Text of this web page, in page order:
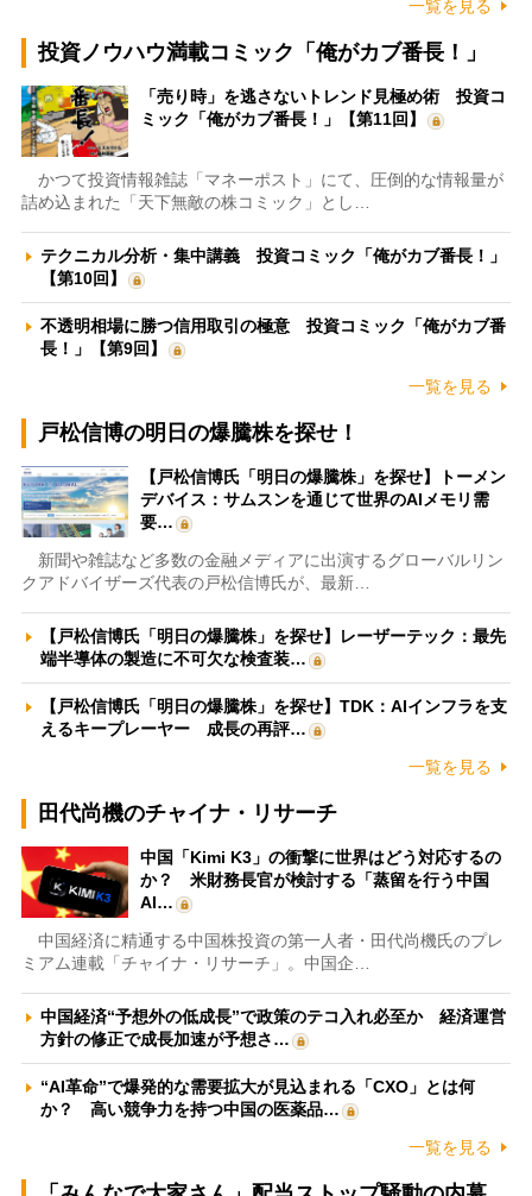
一覧を見る
投資ノウハウ満載コミック「俺がカブ番長！」
「売り時」を逃さないトレンド見極め術 投資コ
ミック「俺がカブ番長！」【第11回】
かつて投資情報雑誌「マネーポスト」にて、圧倒的な情報量が
詰め込まれた「天下無敵の株コミック」とし…
テクニカル分析・集中講義 投資コミック「俺がカブ番長！」
【第10回】
不透明相場に勝つ信用取引の極意 投資コミック「俺がカブ番
長！」【第9回】
一覧を見る
戸松信博の明日の爆騰株を探せ！
【戸松信博氏「明日の爆騰株」を探せ】トーメン
デバイス：サムスンを通じて世界のAIメモリ需
要…
新聞や雑誌など多数の金融メディアに出演するグローバルリン
クアドバイザーズ代表の戸松信博氏が、最新…
【戸松信博氏「明日の爆騰株」を探せ】レーザーテック：最先
端半導体の製造に不可欠な検査装…
【戸松信博氏「明日の爆騰株」を探せ】TDK：AIインフラを支
えるキープレーヤー 成長の再評…
一覧を見る
田代尚機のチャイナ・リサーチ
中国「Kimi K3」の衝撃に世界はどう対応するの
か？ 米財務長官が検討する「蒸留を行う中国
AI…
中国経済に精通する中国株投資の第一人者・田代尚機氏のプレ
ミアム連載「チャイナ・リサーチ」。中国企…
中国経済“予想外の低成長”で政策のテコ入れ必至か 経済運営
方針の修正で成長加速が予想さ…
“AI革命”で爆発的な需要拡大が見込まれる「CXO」とは何
か？ 高い競争力を持つ中国の医薬品…
一覧を見る